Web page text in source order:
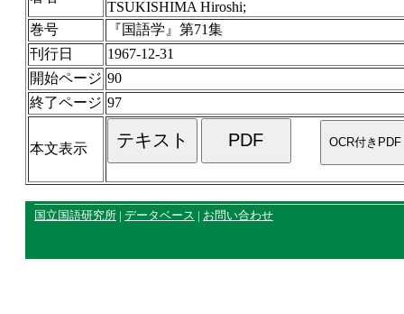
TSUKISHIMA Hiroshi;
巻号
『国語学』第71集
刊行日
1967-12-31
開始ページ 90
終了ページ 97
本文表示
国立国語研究所 | データベース | お問い合わせ